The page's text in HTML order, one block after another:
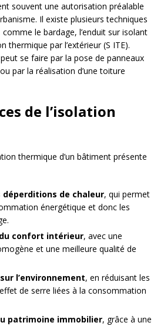
souvent une autorisation préalable
Il existe plusieurs techniques
le bardage, l’enduit sur isolant
thermique par l’extérieur (S ITE).
se faire par la pose de panneaux
par la réalisation d’une toiture
de l’isolation
thermique d’un bâtiment présente
déperditions de chaleur, qui permet
énergétique et donc les
confort intérieur, avec une
et une meilleure qualité de
l’environnement, en réduisant les
de serre liées à la consommation
patrimoine immobilier, grâce à une